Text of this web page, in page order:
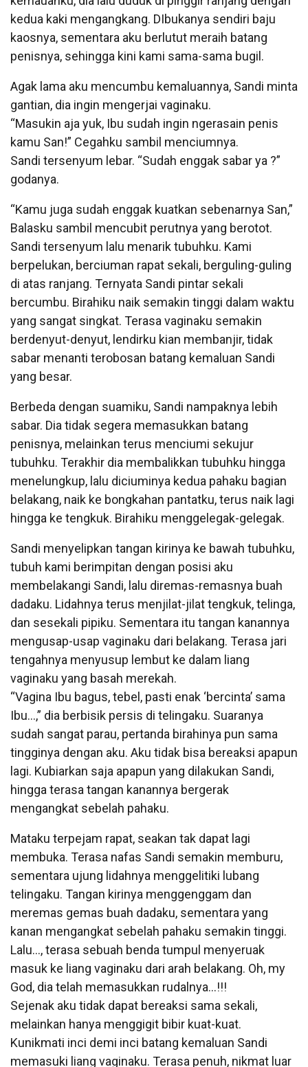
kedua kaki mengangkang. DIbukanya sendiri baju
kaosnya, sementara aku berlutut meraih batang
penisnya, sehingga kini kami sama-sama bugil.
Agak lama aku mencumbu kemaluannya, Sandi minta
gantian, dia ingin mengerjai vaginaku.
“Masukin aja yuk, Ibu sudah ingin ngerasain penis
kamu San!” Cegahku sambil menciumnya.
Sandi tersenyum lebar. “Sudah enggak sabar ya ?”
godanya.
“Kamu juga sudah enggak kuatkan sebenarnya San,”
Balasku sambil mencubit perutnya yang berotot.
Sandi tersenyum lalu menarik tubuhku. Kami
berpelukan, berciuman rapat sekali, berguling-guling
di atas ranjang. Ternyata Sandi pintar sekali
bercumbu. Birahiku naik semakin tinggi dalam waktu
yang sangat singkat. Terasa vaginaku semakin
berdenyut-denyut, lendirku kian membanjir, tidak
sabar menanti terobosan batang kemaluan Sandi
yang besar.
Berbeda dengan suamiku, Sandi nampaknya lebih
sabar. Dia tidak segera memasukkan batang
penisnya, melainkan terus menciumi sekujur
tubuhku. Terakhir dia membalikkan tubuhku hingga
menelungkup, lalu diciuminya kedua pahaku bagian
belakang, naik ke bongkahan pantatku, terus naik lagi
hingga ke tengkuk. Birahiku menggelegak-gelegak.
Sandi menyelipkan tangan kirinya ke bawah tubuhku,
tubuh kami berimpitan dengan posisi aku
membelakangi Sandi, lalu diremas-remasnya buah
dadaku. Lidahnya terus menjilat-jilat tengkuk, telinga,
dan sesekali pipiku. Sementara itu tangan kanannya
mengusap-usap vaginaku dari belakang. Terasa jari
tengahnya menyusup lembut ke dalam liang
vaginaku yang basah merekah.
“Vagina Ibu bagus, tebel, pasti enak ‘bercinta’ sama
Ibu…,” dia berbisik persis di telingaku. Suaranya
sudah sangat parau, pertanda birahinya pun sama
tingginya dengan aku. Aku tidak bisa bereaksi apapun
lagi. Kubiarkan saja apapun yang dilakukan Sandi,
hingga terasa tangan kanannya bergerak
mengangkat sebelah pahaku.
Mataku terpejam rapat, seakan tak dapat lagi
membuka. Terasa nafas Sandi semakin memburu,
sementara ujung lidahnya menggelitiki lubang
telingaku. Tangan kirinya menggenggam dan
meremas gemas buah dadaku, sementara yang
kanan mengangkat sebelah pahaku semakin tinggi.
Lalu…, terasa sebuah benda tumpul menyeruak
masuk ke liang vaginaku dari arah belakang. Oh, my
God, dia telah memasukkan rudalnya…!!!
Sejenak aku tidak dapat bereaksi sama sekali,
melainkan hanya menggigit bibir kuat-kuat.
Kunikmati inci demi inci batang kemaluan Sandi
memasuki liang vaginaku. Terasa penuh, nikmat luar